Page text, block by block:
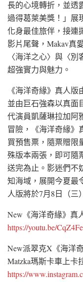
長的心境轉折，並透
過得葛萊美獎！」展
化身最佳旅伴，接連
影片尾聲，Makav真
〈海洋之心〉與〈
超強實力與魅力。
《海洋奇緣》真人
並由巨石強森以真面
代演員凱薩琳拉加阿
冒險，《海洋奇緣》
買預售票，隨票贈限
殊版本兩張，即可隨
送完為止。影迷們不
知海域，展開今夏最
人版將於7月8日（三
New《海洋奇緣》真
https://youtu.be/
New派翠克X《海洋
Matzka瑪斯卡車上卡
https://